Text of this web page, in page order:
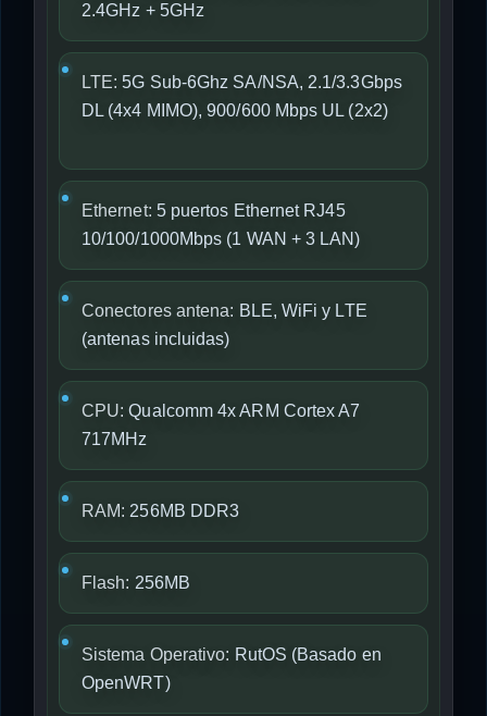
2.4GHz + 5GHz
LTE: 5G Sub-6Ghz SA/NSA, 2.1/3.3Gbps
DL (4x4 MIMO), 900/600 Mbps UL (2x2)
Ethernet: 5 puertos Ethernet RJ45
10/100/1000Mbps (1 WAN + 3 LAN)
Conectores antena: BLE, WiFi y LTE
(antenas incluidas)
CPU: Qualcomm 4x ARM Cortex A7
717MHz
RAM: 256MB DDR3
Flash: 256MB
Sistema Operativo: RutOS (Basado en
OpenWRT)